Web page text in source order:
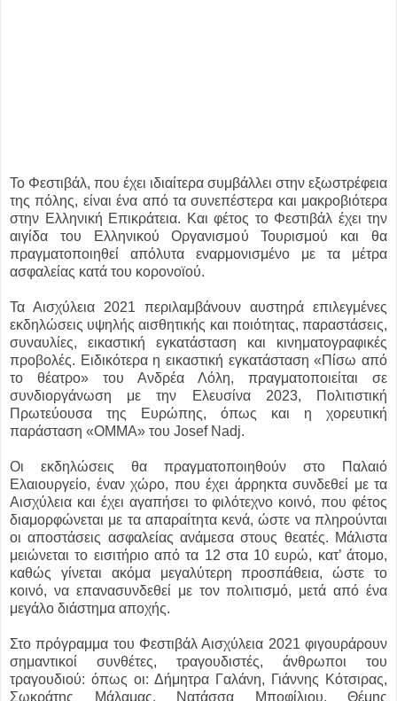
Το Φεστιβάλ, που έχει ιδιαίτερα συμβάλλει στην εξωστρέφεια
της πόλης, είναι ένα από τα συνεπέστερα και μακροβιότερα
στην Ελληνική Επικράτεια. Και φέτος το Φεστιβάλ έχει την
αιγίδα του Ελληνικού Οργανισμού Τουρισμού και θα
πραγματοποιηθεί απόλυτα εναρμονισμένο με τα μέτρα
ασφαλείας κατά του κορονοϊού.
Τα Αισχύλεια 2021 περιλαμβάνουν αυστηρά επιλεγμένες
εκδηλώσεις υψηλής αισθητικής και ποιότητας, παραστάσεις,
συναυλίες, εικαστική εγκατάσταση και κινηματογραφικές
προβολές. Ειδικότερα η εικαστική εγκατάσταση «Πίσω από
το θέατρο» του Ανδρέα Λόλη, πραγματοποιείται σε
συνδιοργάνωση με την Ελευσίνα 2023, Πολιτιστική
Πρωτεύουσα της Ευρώπης, όπως και η χορευτική
παράσταση «ΟΜΜΑ» του Josef Nadj.
Οι εκδηλώσεις θα πραγματοποιηθούν στο Παλαιό
Ελαιουργείο, έναν χώρο, που έχει άρρηκτα συνδεθεί με τα
Αισχύλεια και έχει αγαπήσει το φιλότεχνο κοινό, που φέτος
διαμορφώνεται με τα απαραίτητα κενά, ώστε να πληρούνται
οι αποστάσεις ασφαλείας ανάμεσα στους θεατές. Μάλιστα
μειώνεται το εισιτήριο από τα 12 στα 10 ευρώ, κατ’ άτομο,
καθώς γίνεται ακόμα μεγαλύτερη προσπάθεια, ώστε το
κοινό, να επανασυνδεθεί με τον πολιτισμό, μετά από ένα
μεγάλο διάστημα αποχής.
Στο πρόγραμμα του Φεστιβάλ Αισχύλεια 2021 φιγουράρουν
σημαντικοί συνθέτες, τραγουδιστές, άνθρωποι του
τραγουδιού: όπως οι: Δήμητρα Γαλάνη, Γιάννης Κότσιρας,
Σωκράτης Μάλαμας, Νατάσσα Μποφίλιου, Θέμης